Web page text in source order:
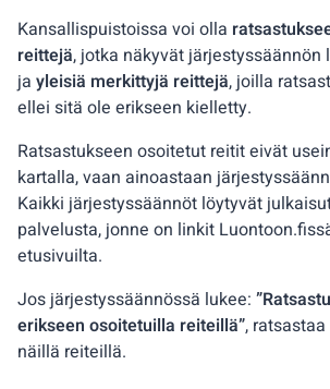
Kansallispuistoissa voi olla
reittejä, jotka näkyvät
ja yleisiä merkittyjä reittejä, joilla
ellei sitä ole erikseen kielletty.
Ratsastukseen osoitetut reitit eivät
kartalla, vaan ainoastaan
Kaikki järjestyssäännöt löytyvät
palvelusta, jonne on linkit
etusivuilta.
Jos järjestyssäännössä lukee:
erikseen osoitetuilla reiteillä”,
näillä reiteillä.